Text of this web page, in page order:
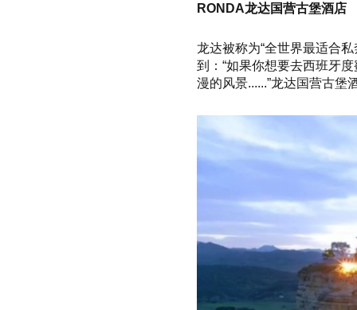
RONDA龙达国营古堡酒店
龙达被称为“全世界最适合私
到：“如果你想要去西班牙
漫的风景......”龙达国营古堡